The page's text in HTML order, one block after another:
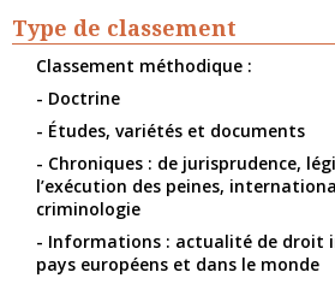
Type de classement
Classement méthodique :
- Doctrine
- Études, variétés et documents
- Chroniques : de jurisprudence,
l’exécution des peines,
criminologie
- Informations : actualité de droit
pays européens et dans le monde